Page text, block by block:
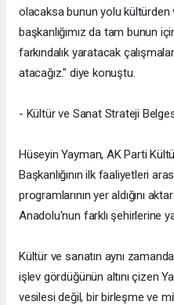
olacaksa bunun yolu
başkanlığımız da tam bunun
farkındalık yaratacak
atacağız." diye konuştu.
- Kültür ve Sanat Strateji
Hüseyin Yayman, AK Parti
Başkanlığının ilk faaliyetleri
programlarının yer aldığını
Anadolu'nun farklı şehirlerine
Kültür ve sanatın aynı
işlev gördüğünün altını çizen
vesilesi değil, bir birleşme ve